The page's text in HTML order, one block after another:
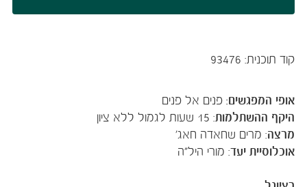
קוד תוכנית: 93476
אופי המפגשים:פנים אל פנים
היקף ההשתלמות: 15 שעות לגמול ללא ציון
מרצה: מרים שחאדה חאג'
אוכלוסיית יעד: מורי היל"ה